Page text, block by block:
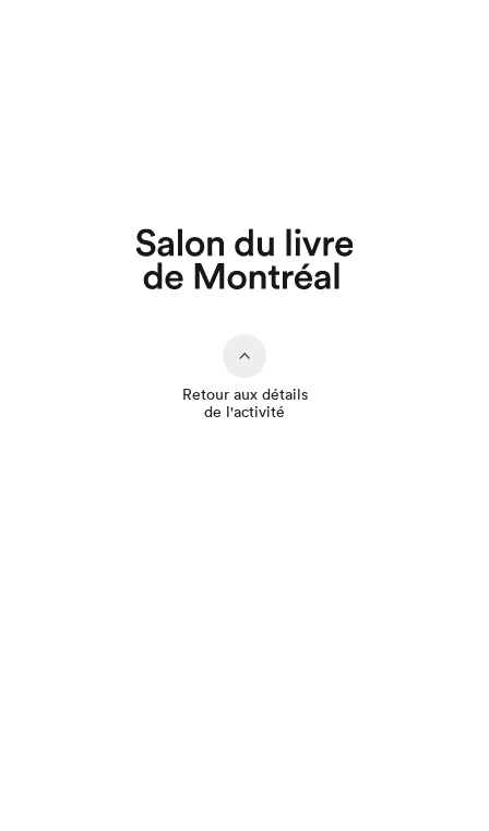
Retour aux détails
de l'activité